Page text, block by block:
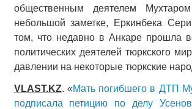
общественным деятелем
небольшой заметке, Еркинбека
том, что недавно в Анкаре прошла
политических деятелей тюркского
давлении на некоторые тюркские
VLAST.KZ. «Мать погибшего в ДТП
подписала петицию по делу